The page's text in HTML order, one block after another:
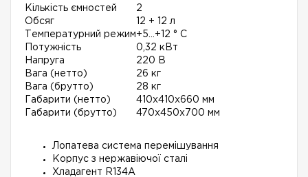
Кількість ємностей
2
Обсяг
12 + 12 л
Температурний режим+5...+12 ° С
Потужність
0,32 кВт
Напруга
220 В
Вага (нетто)
26 кг
Вага (брутто)
28 кг
Габарити (нетто)
410x410x660 мм
Габарити (брутто)
470x450x700 мм
Лопатева система перемішування
Корпус з нержавіючої сталі
Хладагент R134A